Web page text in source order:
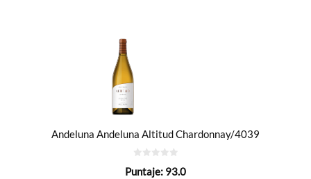
Andeluna Andeluna Altitud Chardonnay/4039
de
Puntaje: 93.0